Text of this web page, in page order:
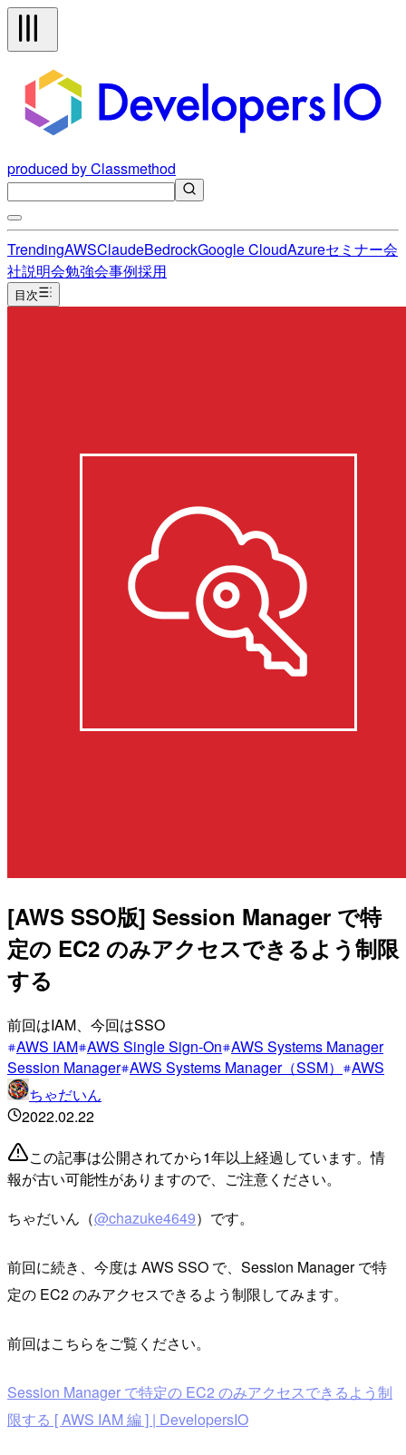
produced by Classmethod
TrendingAWSClaudeBedrockGoogle CloudAzureセミナー会
社説明会勉強会事例採用
目次
[AWS SSO版] Session Manager で特
定の EC2 のみアクセスできるよう制限
する
前回はIAM、今回はSSO
AWS IAM AWS Single Sign-On AWS Systems Manager
Session Manager AWS Systems Manager（SSM）
AWS
ちゃだいん
2022.02.22
この記事は公開されてから1年以上経過しています。情
報が古い可能性がありますので、ご注意ください。
ちゃだいん（@chazuke4649）です。
前回に続き、今度は AWS SSO で、Session Manager で特
定の EC2 のみアクセスできるよう制限してみます。
前回はこちらをご覧ください。
Session Manager で特定の EC2 のみアクセスできるよう制
限する [ AWS IAM 編 ] | DevelopersIO